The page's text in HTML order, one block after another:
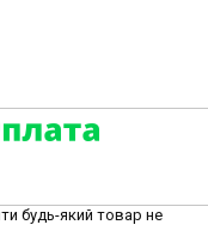
будь-який товар не